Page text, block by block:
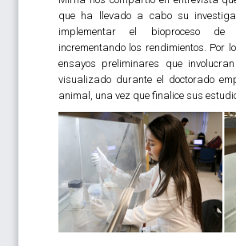
que ha llevado a cabo su
implementar el bioproceso de
incrementando los rendimientos. Por
ensayos preliminares que
visualizado durante el doctorado
animal, una vez que finalice sus